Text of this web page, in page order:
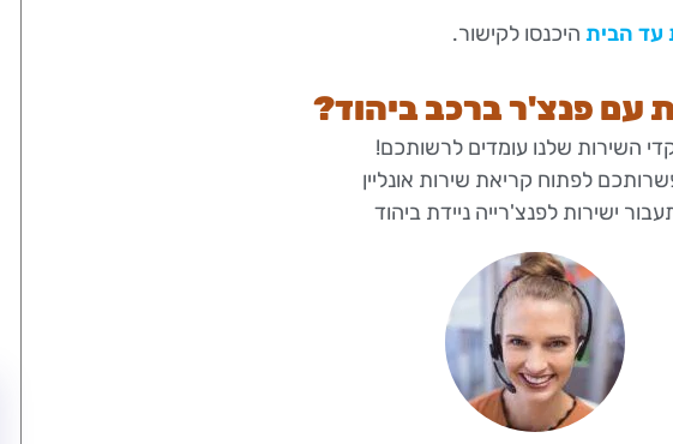
עד הבית היכנסו לקישור.
עם פנצ'ר ברכב ביהוד?
השירות שלנו עומדים לרשותכם!
לפתוח קריאת שירות אונליין
ישירות לפנצ'רייה ניידת ביהוד